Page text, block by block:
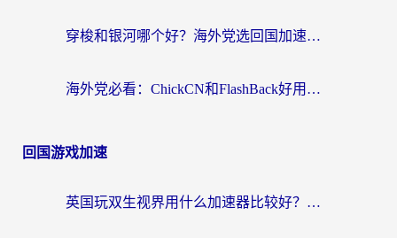
穿梭和银河哪个好？海外党选回国加速器的避坑指南，附番茄加速器实测体验
海外党必看：ChickCN和FlashBack好用吗？3招教你选对回国加速器（附云极、HomeCN、斧牛vs艾果对比）
回国游戏加速
英国玩双生视界用什么加速器比较好？海外党亲测有效的国服游戏加速方案